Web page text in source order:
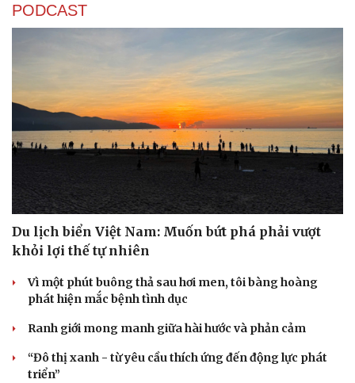
PODCAST
Du lịch biển Việt Nam: Muốn bứt phá phải vượt
khỏi lợi thế tự nhiên
Vì một phút buông thả sau hơi men, tôi bàng hoàng
phát hiện mắc bệnh tình dục
Ranh giới mong manh giữa hài hước và phản cảm
“Đô thị xanh - từ yêu cầu thích ứng đến động lực phát
triển”